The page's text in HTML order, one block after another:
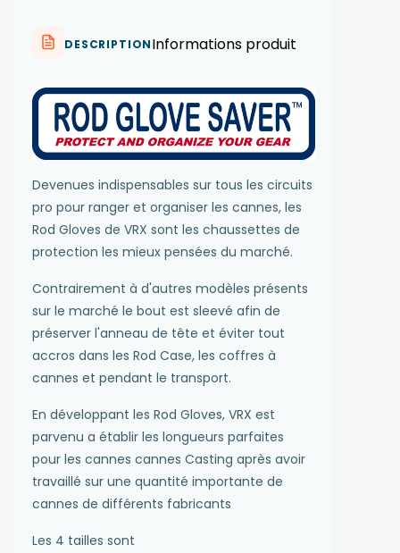
DESCRIPTIONInformations produit
Devenues indispensables sur tous les circuits
pro pour ranger et organiser les cannes, les
Rod Gloves de VRX sont les chaussettes de
protection les mieux pensées du marché.
Contrairement à d'autres modèles présents
sur le marché le bout est sleevé afin de
préserver l'anneau de tête et éviter tout
accros dans les Rod Case, les coffres à
cannes et pendant le transport.
En développant les Rod Gloves, VRX est
parvenu a établir les longueurs parfaites
pour les cannes cannes Casting après avoir
travaillé sur une quantité importante de
cannes de différents fabricants
Les 4 tailles sont